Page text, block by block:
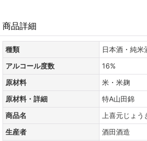
商品詳細
種類
日本酒・純米
アルコール度数
16%
原材料
米・米麹
原材料・詳細
特A山田錦
商品名
上喜元じょう
生産者
酒田酒造